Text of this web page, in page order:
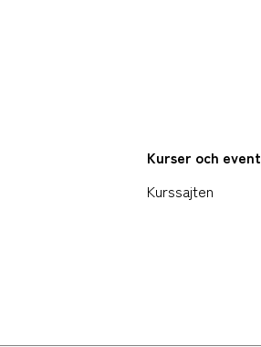
Kurser och event
Kurssajten